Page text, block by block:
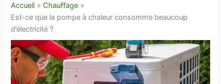
Accueil
Chauffage
Est-ce que la pompe à chaleur consomme beaucoup
d’électricité ?